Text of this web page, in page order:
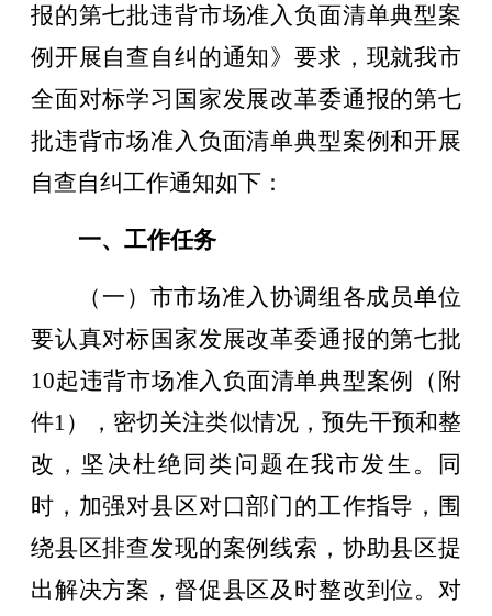
报的第七批违背市场准入负面清单典型案
例开展自查自纠的通知》要求，现就我市
全面对标学习国家发展改革委通报的第七
批违背市场准入负面清单典型案例和开展
自查自纠工作通知如下：
一、工作任务
（一）市市场准入协调组各成员单位
要认真对标国家发展改革委通报的第七批
10起违背市场准入负面清单典型案例（附
件1），密切关注类似情况，预先干预和整
改，坚决杜绝同类问题在我市发生。同
时，加强对县区对口部门的工作指导，围
绕县区排查发现的案例线索，协助县区提
出解决方案，督促县区及时整改到位。对